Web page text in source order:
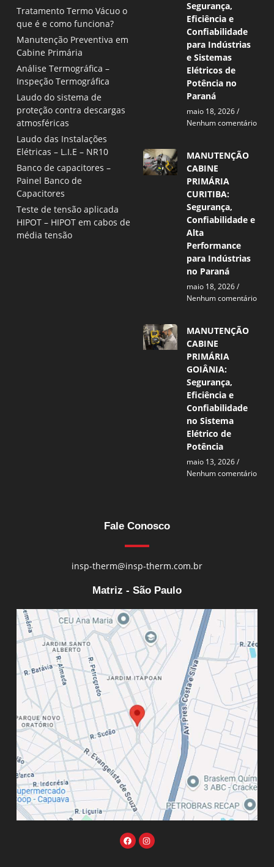
Tratamento Termo Vácuo o
que é e como funciona?
Manutenção Preventiva em
Cabine Primária
Análise Termográfica –
Inspeção Termográfica
Laudo do sistema de
proteção contra descargas
atmosféricas
Laudo das Instalações
Elétricas – L.I.E – NR10
Banco de capacitores –
Painel Banco de
Capacitores
Teste de tensão aplicada
HIPOT – HIPOT em cabos de
média tensão
Segurança,
Eficiência e
Confiabilidade
para Indústrias
e Sistemas
Elétricos de
Potência no
Paraná
maio 18, 2026
Nenhum comentário
MANUTENÇÃO
CABINE
PRIMÁRIA
CURITIBA:
Segurança,
Confiabilidade e
Alta
Performance
para Indústrias
no Paraná
maio 18, 2026
Nenhum comentário
MANUTENÇÃO
CABINE
PRIMÁRIA
GOIÂNIA:
Segurança,
Eficiência e
Confiabilidade
no Sistema
Elétrico de
Potência
maio 13, 2026
Nenhum comentário
Fale Conosco
insp-therm@insp-therm.com.br
Matriz - São Paulo